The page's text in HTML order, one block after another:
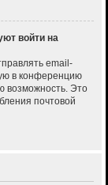
войти на
email-
в конференцию
возможность. Это
почтовой